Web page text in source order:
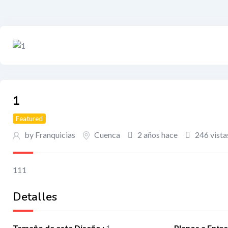
1
Featured
by Franquicias Cuenca 2 años hace 246
111
Detalles